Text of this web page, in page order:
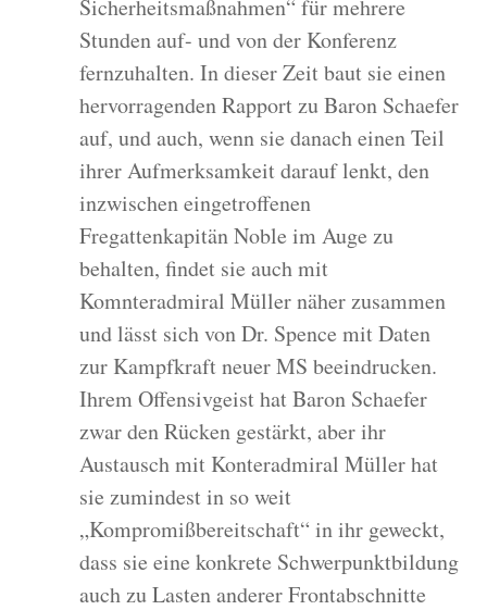
Sicherheitsmaßnahmen“ für mehrere
Stunden auf- und von der Konferenz
fernzuhalten. In dieser Zeit baut sie einen
hervorragenden Rapport zu Baron Schaefer
auf, und auch, wenn sie danach einen Teil
ihrer Aufmerksamkeit darauf lenkt, den
inzwischen eingetroffenen
Fregattenkapitän Noble im Auge zu
behalten, findet sie auch mit
Komnteradmiral Müller näher zusammen
und lässt sich von Dr. Spence mit Daten
zur Kampfkraft neuer MS beeindrucken.
Ihrem Offensivgeist hat Baron Schaefer
zwar den Rücken gestärkt, aber ihr
Austausch mit Konteradmiral Müller hat
sie zumindest in so weit
„Kompromißbereitschaft“ in ihr geweckt,
dass sie eine konkrete Schwerpunktbildung
auch zu Lasten anderer Frontabschnitte